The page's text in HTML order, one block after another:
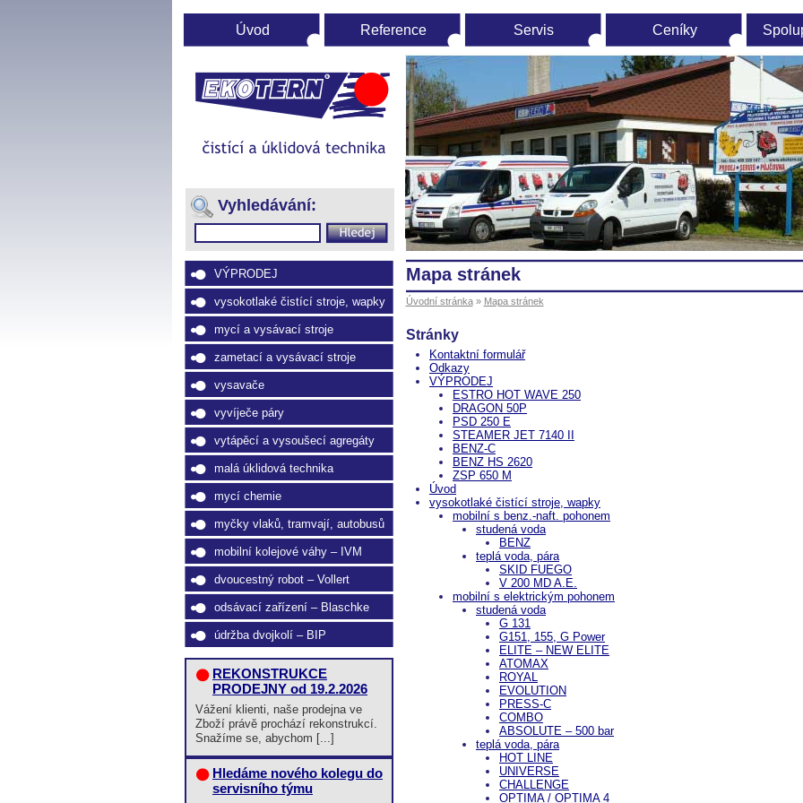
Úvodní
stránka
(Přejít
navigaci)
Mapa stránek
Stránky
Kontaktní formulář
Odkazy
VÝPRODEJ
ESTRO HOT WAVE 250
DRAGON 50P
PSD 250 E
STEAMER JET 7140 II
BENZ-C
BENZ HS 2620
ZSP 650 M
Úvod
vysokotlaké čistící stroje, wapky
mobilní s benz.-naft. pohonem
studená voda
BENZ
teplá voda, pára
SKID FUEGO
V 200 MD A.E.
mobilní s elektrickým pohonem
studená voda
G 131
G151, 155, G Power
ELITE – NEW ELITE
ATOMAX
ROYAL
EVOLUTION
PRESS-C
COMBO
ABSOLUTE – 500 bar
teplá voda, pára
HOT LINE
UNIVERSE
CHALLENGE
OPTIMA / OPTIMA 4
Vyhledávání:
VÝPRODEJ
vysokotlaké čistící stroje, wapky
mycí a vysávací stroje
zametací a vysávací stroje
vysavače
vyvíječe páry
vytápěcí a vysoušecí agregáty
malá úklidová technika
mycí chemie
myčky vlaků, tramvají, autobusů
mobilní kolejové váhy – IVM
dvoucestný robot – Vollert
odsávací zařízení – Blaschke
údržba dvojkolí – BIP
REKONSTRUKCE
PRODEJNY od 19.2.2026
Vážení klienti, naše prodejna ve
Zboží právě prochází rekonstrukcí.
Snažíme se, abychom [...]
Hledáme nového kolegu do
servisního týmu
Úvod Reference Servis Ceníky
Úvodní stránka» Mapa stránek